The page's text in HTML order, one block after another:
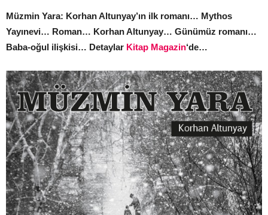
Müzmin Yara: Korhan Altunyay’ın ilk romanı… Mythos
Yayınevi… Roman… Korhan Altunyay… Günümüz romanı…
Baba-oğul ilişkisi… Detaylar Kitap Magazin‘de…